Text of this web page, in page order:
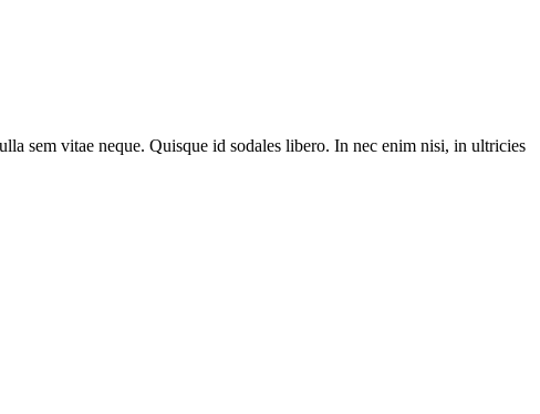
sem vitae neque. Quisque id sodales libero. In nec enim nisi, in ultricies